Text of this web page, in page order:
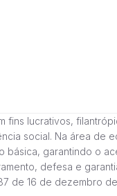
fins lucrativos,
social. Na área de
básica, garantindo o
defesa e
de 16 de dezembro de